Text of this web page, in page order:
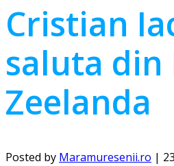
Cristian
saluta din
Zeelanda
Posted by Maramuresenii.ro |